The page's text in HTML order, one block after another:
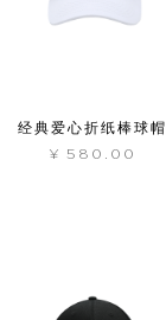
经典爱心折纸棒球帽
¥ 580.00